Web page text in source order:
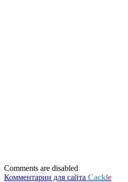
Comments are disabled
Комментарии для сайта Cackle